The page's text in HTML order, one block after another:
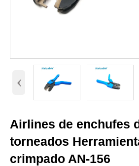
‹
Airlines de enchufes
torneados
crimpado AN-156